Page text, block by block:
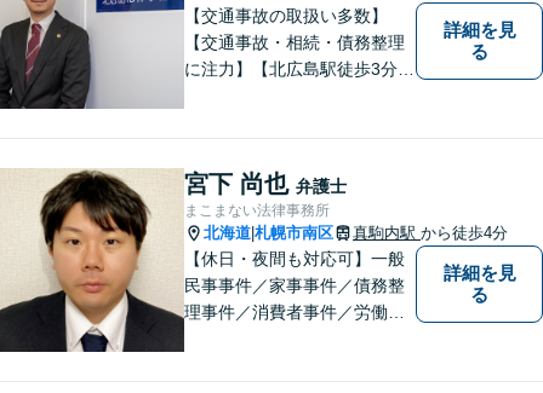
【交通事故の取扱い多数】
【交通事故・相続・債務整理
に注力】【北広島駅徒歩3分】
続、交通事故、労働、企業法
務など、多岐に渡る分野に精
通しています。どうぞお気軽
にご連絡ください。
詳細を見
る
宮下 尚也 弁護士
まこまない法律事務所
北海道 札幌市南区 真駒内駅 から徒歩4分
【休日・夜間も対応可】一般
民事事件／家事事件／債務整
理事件／消費者事件／労働事
詳細を見
る